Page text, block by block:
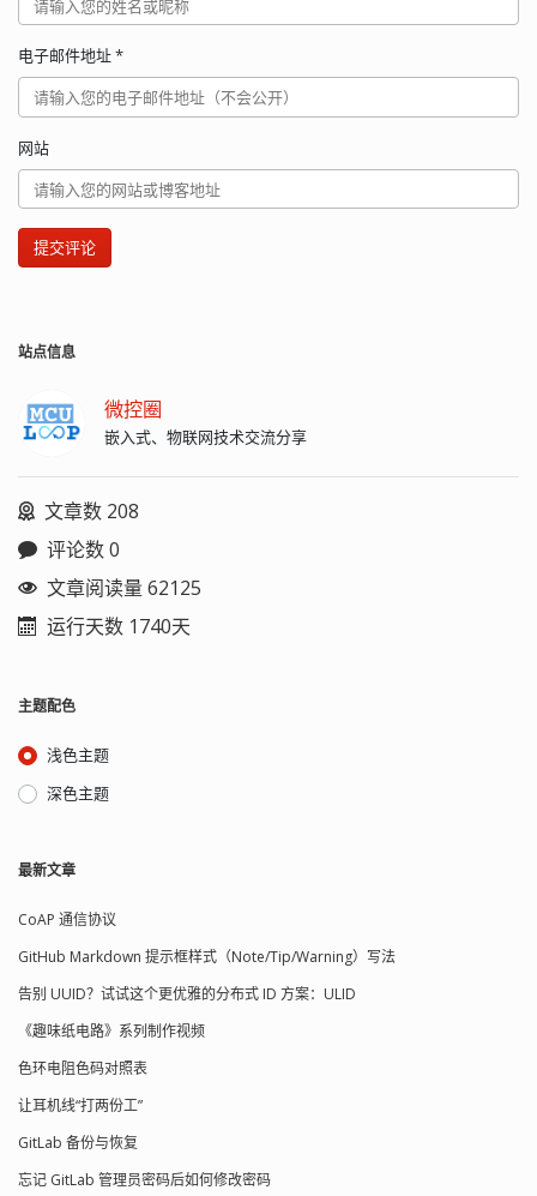
电子邮件地址*
网站
提交评论
站点信息
微控圈
嵌入式、物联网技术交流分享
文章数 208
评论数 0
文章阅读量 62125
运行天数 1740天
主题配色
浅色主题
深色主题
最新文章
CoAP 通信协议
GitHub Markdown 提示框样式（Note/Tip/Warning）写法
告别 UUID？试试这个更优雅的分布式 ID 方案：ULID
《趣味纸电路》系列制作视频
色环电阻色码对照表
让耳机线“打两份工”
GitLab 备份与恢复
忘记 GitLab 管理员密码后如何修改密码